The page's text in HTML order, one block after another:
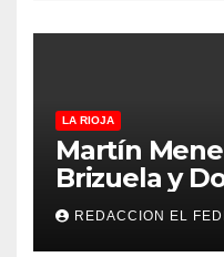
LA RIOJA
Martín
Brizuela y
incendios en
“Miente
REDACCION EL